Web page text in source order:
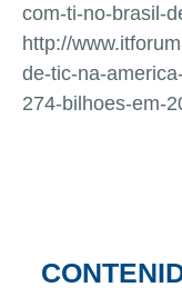
com-ti-no-brasil-
http://
de-tic-na-
274-bilhoes-em-